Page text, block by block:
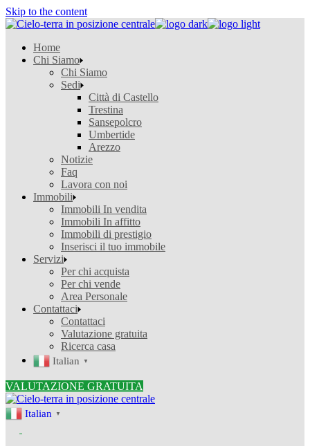
Skip to the content
Home
Chi Siamo
Chi Siamo
Sedi
Città di Castello
Trestina
Sansepolcro
Umbertide
Arezzo
Notizie
Faq
Lavora con noi
Immobili
Immobili In vendita
Immobili In affitto
Immobili di prestigio
Inserisci il tuo immobile
Servizi
Per chi acquista
Per chi vende
Area Personale
Contattaci
Contattaci
Valutazione gratuita
Ricerca casa
Italian ▼
VALUTAZIONE GRATUITA
Italian ▼